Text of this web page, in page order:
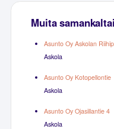
Muita
Asunto Oy Askolan
Askola
Asunto Oy Kotopellontie
Askola
Asunto Oy Ojasillantie 4
Askola